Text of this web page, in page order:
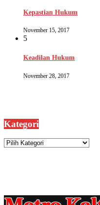
Kepastian Hukum
November 15, 2017
5
Keadilan Hukum
November 28, 2017
Kategori
Kategori